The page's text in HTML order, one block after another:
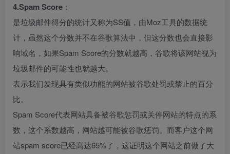
4.Spam Score ：
是垃圾邮件得分的统计又称为SS值，由Moz工具的数据统
计，虽然这个分数并不在谷歌算法中，但这分数也会直接影
响域名，如果Spam Score的分数就越高，谷歌将该网站视为
垃圾邮件的可能性也就越大。
表示我们发现具有类似功能的网站被谷歌处罚或禁止的百分
比。
Spam Score代表网站具备被谷歌惩罚或关停网站的特点的系
数，这个系数越高，网站越可能被谷歌惩罚。而客户这个网
站spam score已经高达65%了，这证明这个网站之前做了大